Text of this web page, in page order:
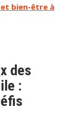
bien-être à
des
: